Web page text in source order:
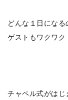
どんな１日になる
ゲストもワクワ
チャペル式がはじ